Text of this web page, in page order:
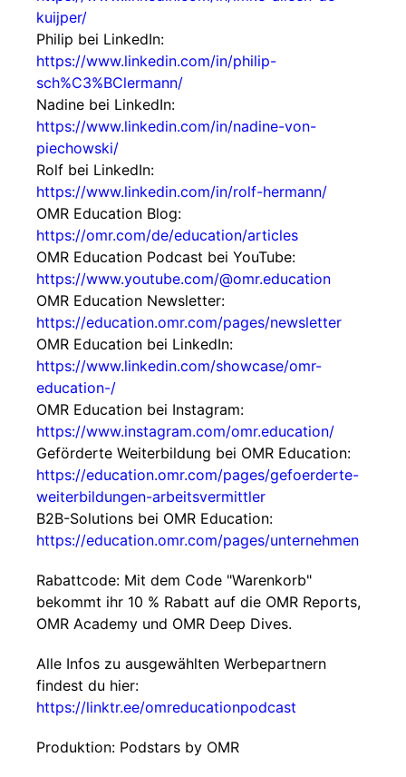
kuijper/
Philip bei LinkedIn:
https://www.linkedin.com/in/philip-
sch%C3%BClermann/
Nadine bei LinkedIn:
https://www.linkedin.com/in/nadine-von-
piechowski/
Rolf bei LinkedIn:
https://www.linkedin.com/in/rolf-hermann/
OMR Education Blog:
https://omr.com/de/education/articles
OMR Education Podcast bei YouTube:
https://www.youtube.com/@omr.education
OMR Education Newsletter:
https://education.omr.com/pages/newsletter
OMR Education bei LinkedIn:
https://www.linkedin.com/showcase/omr-
education-/
OMR Education bei Instagram:
https://www.instagram.com/omr.education/
Geförderte Weiterbildung bei OMR Education:
https://education.omr.com/pages/gefoerderte-
weiterbildungen-arbeitsvermittler
B2B-Solutions bei OMR Education:
https://education.omr.com/pages/unternehmen
Rabattcode: Mit dem Code "Warenkorb"
bekommt ihr 10 % Rabatt auf die OMR Reports,
OMR Academy und OMR Deep Dives.
Alle Infos zu ausgewählten Werbepartnern
findest du hier:
https://linktr.ee/omreducationpodcast
Produktion: Podstars by OMR